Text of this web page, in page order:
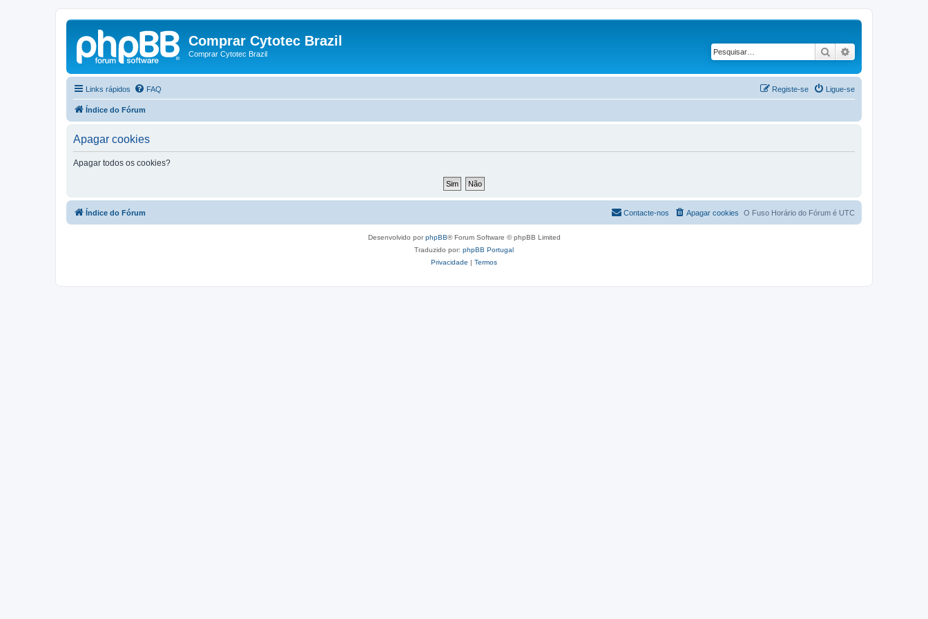
Comprar Cytotec Brazil
Comprar Cytotec Brazil Pesquisar
Links rápidos FAQ Ligue-se
Registe-se
Índice do Fórum
Apagar cookies
Apagar todos os cookies?
Índice do Fórum O Fuso Horário do Fórum é UTC
Apagar cookies
Contacte-nos
Desenvolvido porphpBB® Forum Software © phpBB Limited
Traduzido por: phpBB Portugal
Privacidade | Termos